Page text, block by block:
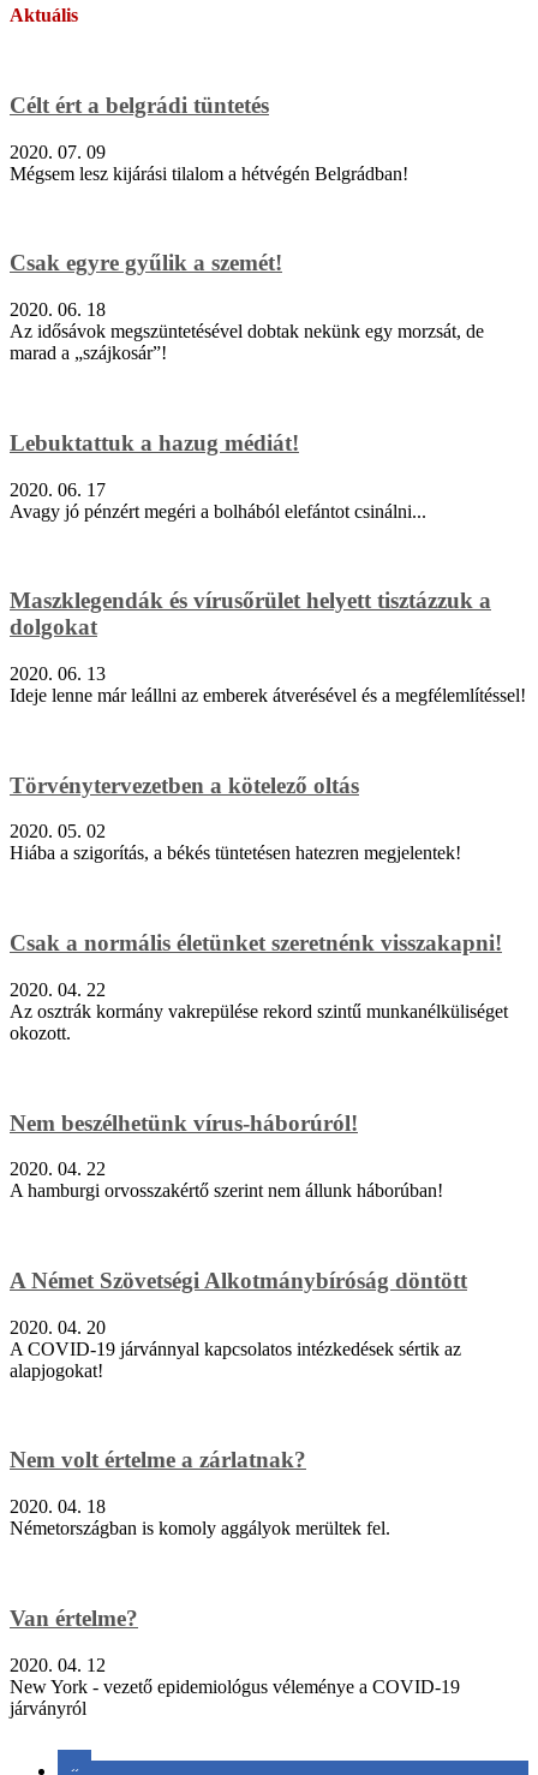
Aktuális
Célt ért a belgrádi tüntetés
2020. 07. 09
Mégsem lesz kijárási tilalom a hétvégén Belgrádban!
Csak egyre gyűlik a szemét!
2020. 06. 18
Az idősávok megszüntetésével dobtak nekünk egy morzsát, de
marad a „szájkosár”!
Lebuktattuk a hazug médiát!
2020. 06. 17
Avagy jó pénzért megéri a bolhából elefántot csinálni...
Maszklegendák és vírusőrület helyett tisztázzuk a
dolgokat
2020. 06. 13
Ideje lenne már leállni az emberek átverésével és a megfélemlítéssel!
Törvénytervezetben a kötelező oltás
2020. 05. 02
Hiába a szigorítás, a békés tüntetésen hatezren megjelentek!
Csak a normális életünket szeretnénk visszakapni!
2020. 04. 22
Az osztrák kormány vakrepülése rekord szintű munkanélküliséget
okozott.
Nem beszélhetünk vírus-háborúról!
2020. 04. 22
A hamburgi orvosszakértő szerint nem állunk háborúban!
A Német Szövetségi Alkotmánybíróság döntött
2020. 04. 20
A COVID-19 járvánnyal kapcsolatos intézkedések sértik az
alapjogokat!
Nem volt értelme a zárlatnak?
2020. 04. 18
Németországban is komoly aggályok merültek fel.
Van értelme?
2020. 04. 12
New York - vezető epidemiológus véleménye a COVID-19
járványról
«